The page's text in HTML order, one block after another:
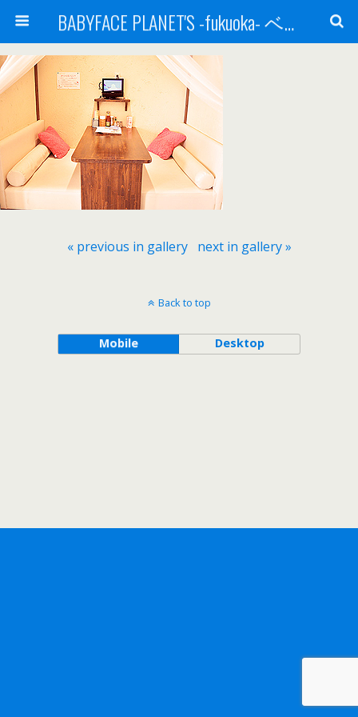
BABYFACE PLANET'S -fukuoka- ベビーフェイスプラネッツ 福岡(ベビフェ福岡)
« previous in gallery next in gallery »
Back to top
Mobile Desktop